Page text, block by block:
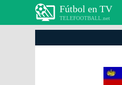
Fútbol en TV
TELEFOOTBALL.net